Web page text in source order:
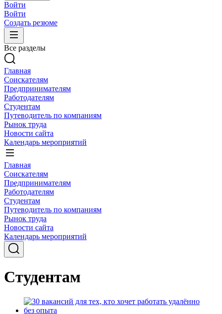
Войти
Войти
Создать резюме
Все разделы
Главная
Соискателям
Предпринимателям
Работодателям
Студентам
Путеводитель по компаниям
Рынок труда
Новости сайта
Календарь мероприятий
Главная
Соискателям
Предпринимателям
Работодателям
Студентам
Путеводитель по компаниям
Рынок труда
Новости сайта
Календарь мероприятий
Студентам